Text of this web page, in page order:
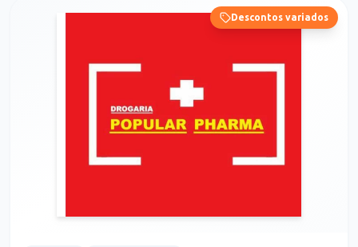
Descontos variados